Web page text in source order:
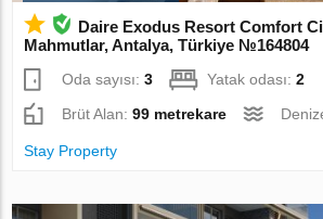
Daire Exodus Resort Comfort
Mahmutlar, Antalya, Türkiye №164804
Oda sayısı:3 Yatak odası:2
Brüt Alan:99 metrekare
Stay Property